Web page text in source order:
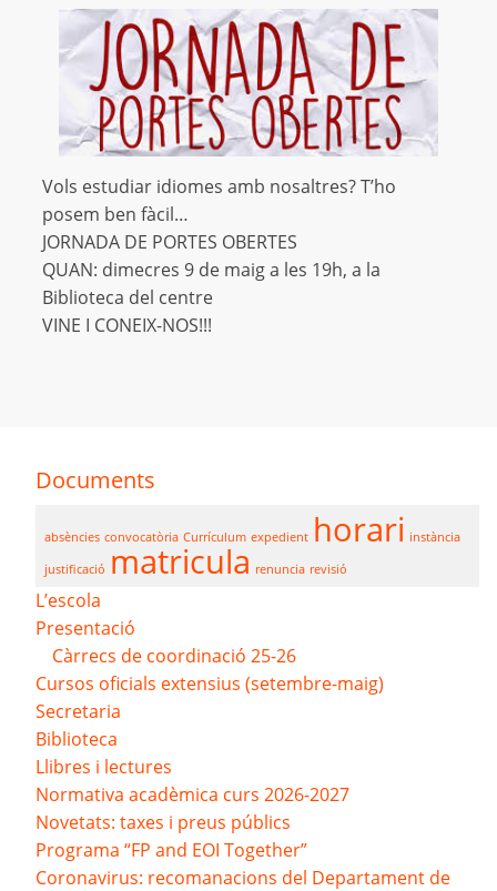
Vols estudiar idiomes amb nosaltres? T’ho
posem ben fàcil…
JORNADA DE PORTES OBERTES
QUAN: dimecres 9 de maig a les 19h, a la
Biblioteca del centre
VINE I CONEIX-NOS!!!
Documents
absències convocatòria Currículum expedient horari instància
justificació matricula renuncia revisió
L’escola
Presentació
Càrrecs de coordinació 25-26
Cursos oficials extensius (setembre-maig)
Secretaria
Biblioteca
Llibres i lectures
Normativa acadèmica curs 2026-2027
Novetats: taxes i preus públics
Programa “FP and EOI Together”
Coronavirus: recomanacions del Departament de